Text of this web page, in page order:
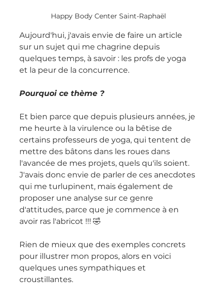
Happy Body Center Saint-Raphaël
Aujourd'hui, j'avais envie de faire un article
sur un sujet qui me chagrine depuis
quelques temps, à savoir : les profs de yoga
et la peur de la concurrence.
Pourquoi ce thème ?
Et bien parce que depuis plusieurs années, je
me heurte à la virulence ou la bêtise de
certains professeurs de yoga, qui tentent de
mettre des bâtons dans les roues dans
l'avancée de mes projets, quels qu'ils soient.
J'avais donc envie de parler de ces anecdotes
qui me turlupinent, mais également de
proposer une analyse sur ce genre
d'attitudes, parce que je commence à en
avoir ras l'abricot !!! 🤣
Rien de mieux que des exemples concrets
pour illustrer mon propos, alors en voici
quelques unes sympathiques et
croustillantes.